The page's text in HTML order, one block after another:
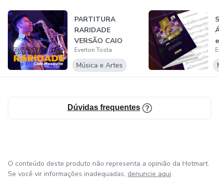
PARTITURA
RARIDADE
VERSÃO CAIO
MESQUITA
Everton Tosta
Música e Artes
Dúvidas frequentes
O conteúdo deste produto não representa a opinião da Hotmart.
Se você vir informações inadequadas, denuncie aqui